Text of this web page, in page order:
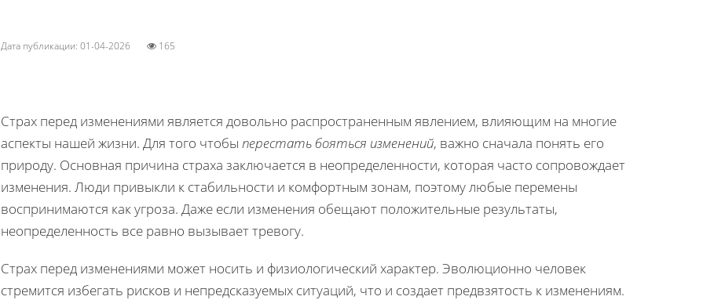
Дата публикации: 01-04-2026 165
Страх перед изменениями является довольно распространенным явлением, влияющим на многие
аспекты нашей жизни. Для того чтобы перестать бояться изменений, важно сначала понять его
природу. Основная причина страха заключается в неопределенности, которая часто сопровождает
изменения. Люди привыкли к стабильности и комфортным зонам, поэтому любые перемены
воспринимаются как угроза. Даже если изменения обещают положительные результаты,
неопределенность все равно вызывает тревогу.
Страх перед изменениями может носить и физиологический характер. Эволюционно человек
стремится избегать рисков и непредсказуемых ситуаций, что и создает предвзятость к изменениям.